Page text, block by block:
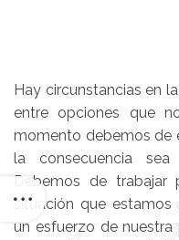
Hay circunstancias en
entre opciones que
momento debemos de
la consecuencia
Debemos de
situación que estamos
un esfuerzo de nuestra